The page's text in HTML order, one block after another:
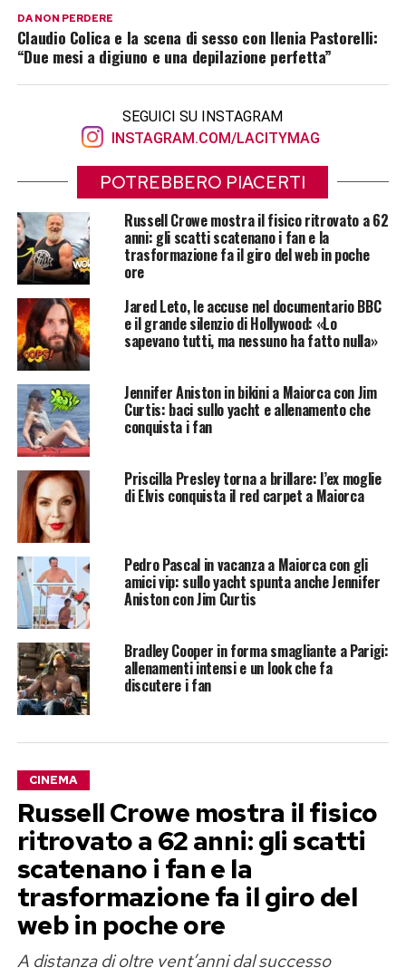
DA NON PERDERE
Claudio Colica e la scena di sesso con Ilenia Pastorelli:
“Due mesi a digiuno e una depilazione perfetta”
SEGUICI SU INSTAGRAM
INSTAGRAM.COM/LACITYMAG
POTREBBERO PIACERTI
Russell Crowe mostra il fisico ritrovato a 62
anni: gli scatti scatenano i fan e la
trasformazione fa il giro del web in poche
ore
Jared Leto, le accuse nel documentario BBC
e il grande silenzio di Hollywood: «Lo
sapevano tutti, ma nessuno ha fatto nulla»
Jennifer Aniston in bikini a Maiorca con Jim
Curtis: baci sullo yacht e allenamento che
conquista i fan
Priscilla Presley torna a brillare: l’ex moglie
di Elvis conquista il red carpet a Maiorca
Pedro Pascal in vacanza a Maiorca con gli
amici vip: sullo yacht spunta anche Jennifer
Aniston con Jim Curtis
Bradley Cooper in forma smagliante a Parigi:
allenamenti intensi e un look che fa
discutere i fan
CINEMA
Russell Crowe mostra il fisico
ritrovato a 62 anni: gli scatti
scatenano i fan e la
trasformazione fa il giro del
web in poche ore
A distanza di oltre vent’anni dal successo